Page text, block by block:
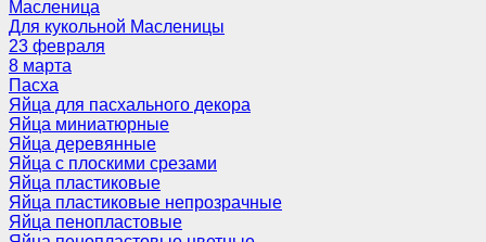
Масленица
Для кукольной Масленицы
23 февраля
8 марта
Пасха
Яйца для пасхального декора
Яйца миниатюрные
Яйца деревянные
Яйца с плоскими срезами
Яйца пластиковые
Яйца пластиковые непрозрачные
Яйца пенопластовые